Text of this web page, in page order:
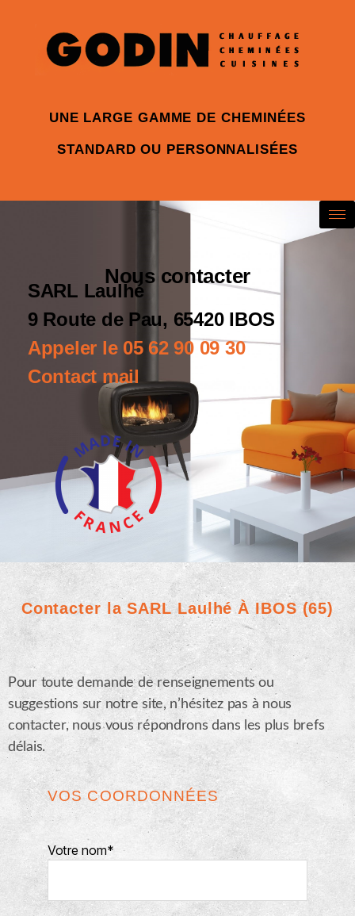
UNE LARGE GAMME DE CHEMINÉES
STANDARD OU PERSONNALISÉES
Nous contacter
SARL Laulhé
9 Route de Pau, 65420 IBOS
Appeler le 05 62 90 09 30
Contact mail
Contacter la SARL Laulhé À IBOS (65)
Pour toute demande de renseignements ou
suggestions sur notre site, n’hésitez pas à nous
contacter, nous vous répondrons dans les plus brefs
délais.
VOS COORDONNÉES
Votre nom*